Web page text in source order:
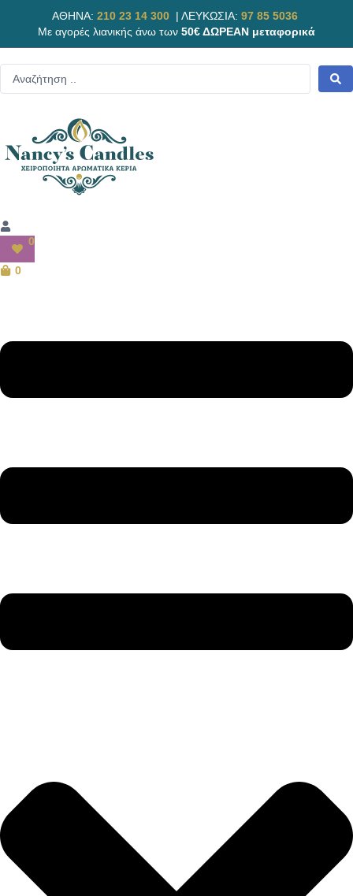
ΑΘΗΝΑ: 210 23 14 300 | ΛΕΥΚΩΣΙΑ: 97 85 5036
Με αγορές λιανικής άνω των 50€ ΔΩΡΕΑΝ μεταφορικά
0
0